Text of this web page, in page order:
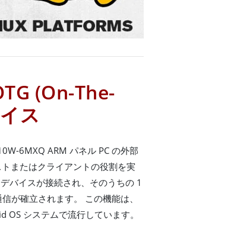
(On-The-
ス
6MXQ ARM パネル PC の外部
またはクライアントの役割を実
バイスが接続され、そのうちの 1
が確立されます。 この機能は、
システムで流行しています。